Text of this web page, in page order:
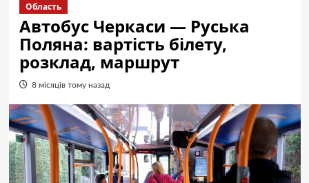
Область
Автобус Черкаси — Руська
Поляна: вартість білету,
розклад, маршрут
8 місяців тому назад